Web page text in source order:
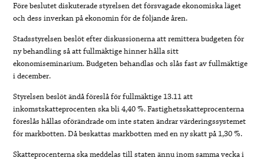
Före beslutet diskuterade styrelsen det försvagade ekonomiska läget
och dess inverkan på ekonomin för de följande åren.
Stadsstyrelsen beslöt efter diskussionerna att remittera budgeten för
ny behandling så att fullmäktige hinner hålla sitt
ekonomiseminarium. Budgeten behandlas och slås fast av fullmäktige
i december.
Styrelsen beslöt ändå föreslå för fullmäktige 13.11 att
inkomstskatteprocenten ska bli 4,40 %. Fastighetsskatteprocenterna
föreslås hållas oförändrade om inte staten ändrar värderingssystemet
för markbotten. Då beskattas markbotten med en ny skatt på 1,30 %.
Skatteprocenterna ska meddelas till staten ännu inom samma vecka i